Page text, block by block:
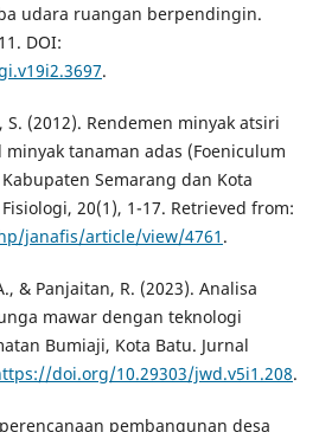
udara ruangan berpendingin.
DOI:
.
(2012). Rendemen minyak atsiri
tanaman adas (Foeniculum
Semarang dan Kota
20(1), 1-17. Retrieved from:
janafis/article/view/4761 .
& Panjaitan, R. (2023). Analisa
mawar dengan teknologi
Bumiaji, Kota Batu. Jurnal
doi.org/10.29303/jwd.v5i1.208.
pembangunan desa